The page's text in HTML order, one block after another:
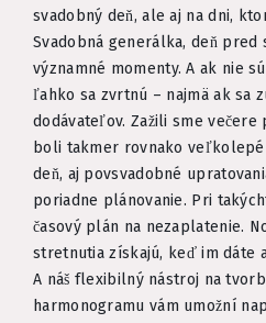
svadobný deň, ale aj na dni,
Svadobná generálka, deň pred
významné momenty. A ak nie
ľahko sa zvrtnú – najmä ak sa
dodávateľov. Zažili sme
boli takmer rovnako
deň, aj povsvadobné
poriadne plánovanie. Pri
časový plán na nezaplatenie.
stretnutia získajú, keď im dáte
A náš flexibilný nástroj na
harmonogramu vám umožní